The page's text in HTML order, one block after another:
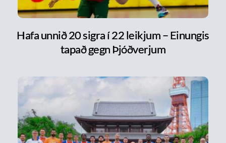
Hafa unnið 20 sigra í 22 leikjum – Einungis
tapað gegn Þjóðverjum